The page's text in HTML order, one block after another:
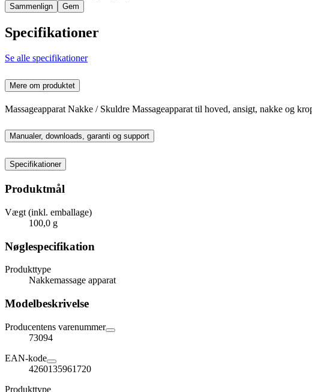
Sammenlign Gem
Specifikationer
Se alle specifikationer
Mere om produktet
Massageapparat Nakke / Skuldre Massageapparat til hoved, ansigt, nakke og
Manualer, downloads, garanti og support
Specifikationer
Produktmål
Vægt (inkl. emballage)
100,0 g
Nøglespecifikation
Produkttype
Nakkemassage apparat
Modelbeskrivelse
Producentens varenummer
73094
EAN-kode
4260135961720
Produkttype